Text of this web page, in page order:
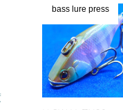
bass lure press